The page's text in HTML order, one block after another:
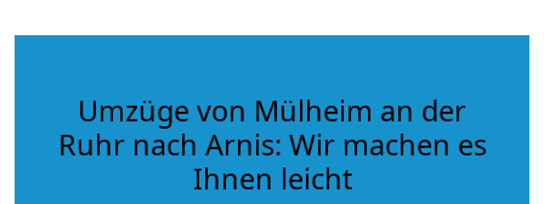
Umzüge von Mülheim an der
Ruhr nach Arnis: Wir machen es
Ihnen leicht